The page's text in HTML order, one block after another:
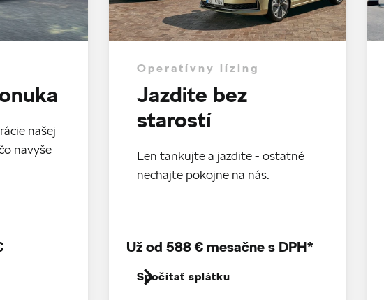
našej
navyše
Operatívny lízing
Jazdite bez
starostí
Len tankujte a jazdite - ostatné
nechajte pokojne na nás.
Spočítať splátku
Už od 588 € mesačne s DPH*